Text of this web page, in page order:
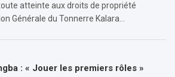
atteinte aux droits de propriété
Générale du Tonnerre Kalara…
: « Jouer les premiers rôles »